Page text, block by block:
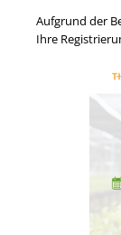
Aufgrund der
Ihre